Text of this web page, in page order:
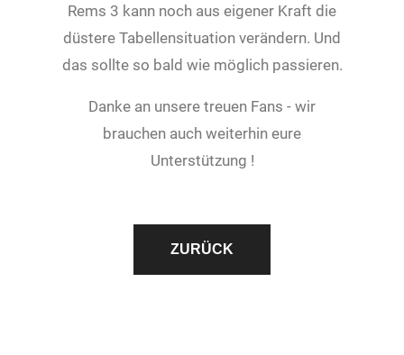
Rems 3 kann noch aus eigener Kraft die
düstere Tabellensituation verändern. Und
das sollte so bald wie möglich passieren.
Danke an unsere treuen Fans - wir
brauchen auch weiterhin eure
Unterstützung !
ZURÜCK